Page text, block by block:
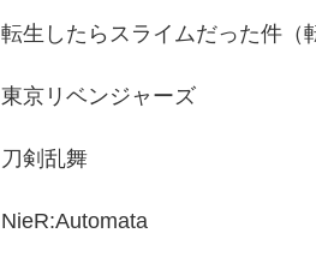
転生したらスライムだった件（
東京リベンジャーズ
刀剣乱舞
NieR:Automata